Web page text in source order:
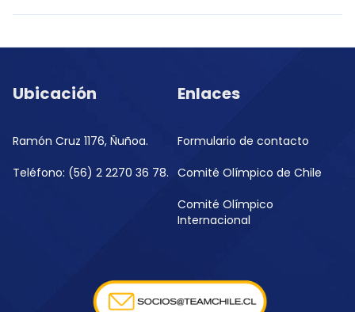
Ubicación
Ramón Cruz 1176, Ñuñoa.
Teléfono: (56) 2 2270 36 78.
Enlaces
Formulario de contacto
Comité Olímpico de Chile
Comité Olímpico
Internacional